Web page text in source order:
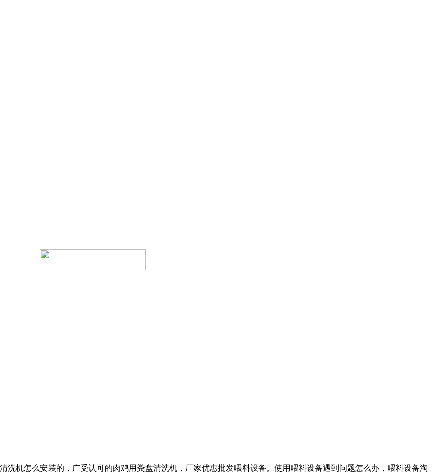
机怎么安装的，广受认可的肉鸡用粪盘清洗机，厂家优惠批发喂料设备。使用喂料设备遇到问题怎么办，喂料设备淘